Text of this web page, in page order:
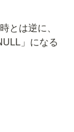
とは逆に、
」になる